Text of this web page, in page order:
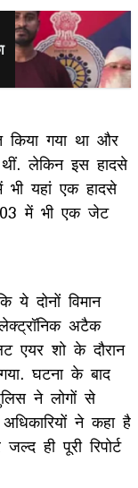
गया था और
लेकिन इस हादसे
यहां एक हादसे
में भी एक जेट
ये दोनों विमान
अटैक
एयर शो के दौरान
घटना के बाद
ने लोगों से
ने कहा है
ही पूरी रिपोर्ट